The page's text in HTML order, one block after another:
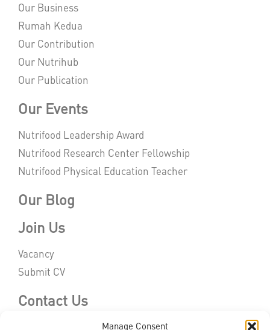
Manage Consent
Our Business
Rumah Kedua
Our Contribution
Our Nutrihub
Our Publication
Our Events
Nutrifood Leadership Award
Nutrifood Research Center Fellowship
Nutrifood Physical Education Teacher
Our Blog
Join Us
Vacancy
Submit CV
Contact Us